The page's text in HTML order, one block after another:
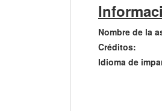
Nombre de la
Créditos:
Idioma de